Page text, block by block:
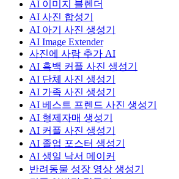
AI 이미지 블렌더
AI 사진 합성기
AI 아기 사진 생성기
AI Image Extender
사진에 사람 추가 AI
AI 흑백 커플 사진 생성기
AI 단체 사진 생성기
AI 가족 사진 생성기
AI 베스트 프렌드 사진 생성기
AI 형제자매 생성기
AI 커플 사진 생성기
AI 졸업 포스터 생성기
AI 생일 낙서 메이커
반려동물 성장 영상 생성기